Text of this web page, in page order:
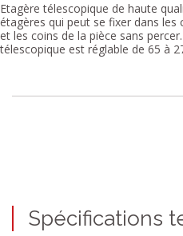
Etagère télescopique de haute
étagères qui peut se fixer dans les
et les coins de la pièce sans
télescopique est réglable de 65 à
Spécifications